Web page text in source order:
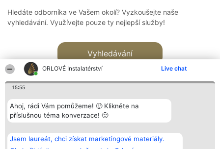
ORLOVÉ Instalatérství Live chat
15:55
Ahoj, rádi Vám pomůžeme! 🙂 Klikněte na
příslušnou téma konverzace! 🙂
Jsem laureát, chci získat marketingové materiály.
Hledáte odborníka ve Vašem okolí? Vyzkoušejte naše
vyhledávání. Využívejte pouze ty nejlepší služby!
Vyhledávání
Bright Side Solutions sp. z o.
o. sp. k.
ul. Ruska 22
Vítězové
Seznam všech
laureátů
Kontakt